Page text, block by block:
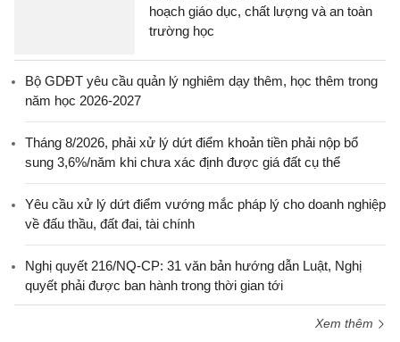
hoạch giáo dục, chất lượng và an toàn
trường học
Bộ GDĐT yêu cầu quản lý nghiêm dạy thêm, học thêm trong
năm học 2026-2027
Tháng 8/2026, phải xử lý dứt điểm khoản tiền phải nộp bổ
sung 3,6%/năm khi chưa xác định được giá đất cụ thể
Yêu cầu xử lý dứt điểm vướng mắc pháp lý cho doanh nghiệp
về đấu thầu, đất đai, tài chính
Nghị quyết 216/NQ-CP: 31 văn bản hướng dẫn Luật, Nghị
quyết phải được ban hành trong thời gian tới
Xem thêm